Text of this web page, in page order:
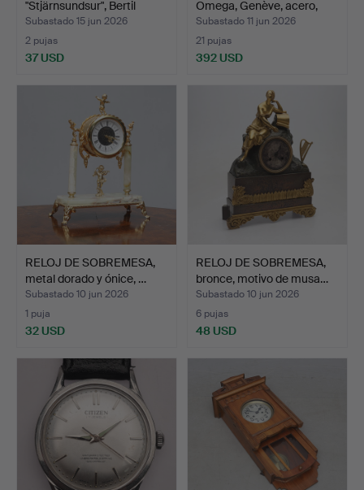
"Stjärnsundsur", Bertil
Goud…
Subastado 15 jun 2026
2 pujas
37 USD
Omega, Genève, acero,
ma…
Subastado 11 jun 2026
21 pujas
392 USD
RELOJ DE SOBREMESA,
metal dorado y ónice, …
Subastado 10 jun 2026
1 puja
32 USD
RELOJ DE SOBREMESA,
bronce, motivo de musa…
Subastado 10 jun 2026
6 pujas
48 USD